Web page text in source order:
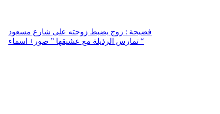
فضيحة : زوج يضبط زوجته على شارع مسعود
تمارس الرذيلة مع عشيقها ” صور+ اسماء “